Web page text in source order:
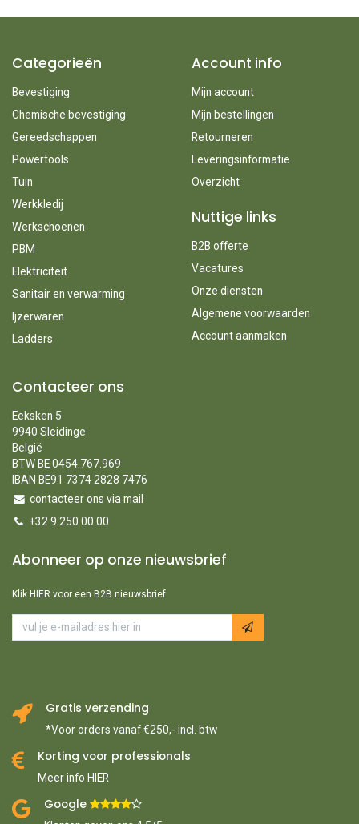
Categorieën
Bevestiging
Chemische bevestiging
Gereedschappen
Powertools
Tuin
Werkkledij
Werkschoenen
PBM
Elektriciteit
Sanitair en verwarming
Ijzerwaren
Ladders
Account info
Mijn account
Mijn bestellingen
Retourneren
Leveringsinformatie
Overzicht
Nuttige links
B2B offerte
Vacatures
Onze diensten
Algemene voorwaarden
Account aanmaken
Contacteer ons
Eeksken 5
9940 Sleidinge
België
BTW BE 0454.767.969
IBAN BE91 7374 2828 7476
contacteer ons via mail
+32 9 250 00 00
Abonneer op onze nieuwsbrief
Klik HIER voor een B2B nieuwsbrief
Gratis verzending
*Voor orders vanaf €250,- incl. btw
Korting voor professionals
Meer info HIER
Google ​